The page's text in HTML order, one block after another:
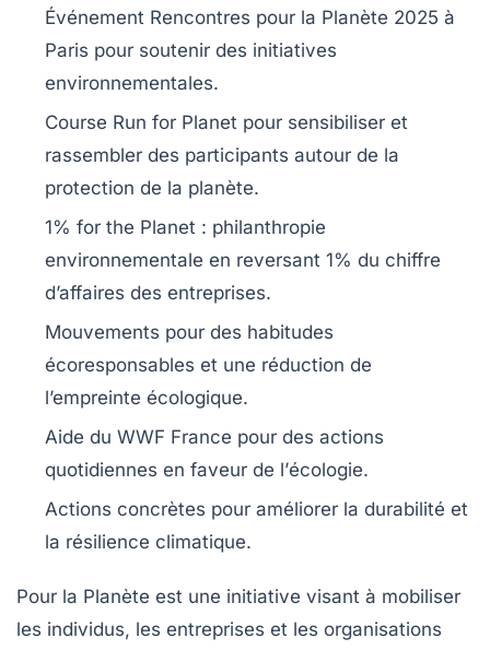
Événement Rencontres pour la Planète 2025 à
Paris pour soutenir des initiatives
environnementales.
Course Run for Planet pour sensibiliser et
rassembler des participants autour de la
protection de la planète.
1% for the Planet : philanthropie
environnementale en reversant 1% du chiffre
d’affaires des entreprises.
Mouvements pour des habitudes
écoresponsables et une réduction de
l’empreinte écologique.
Aide du WWF France pour des actions
quotidiennes en faveur de l’écologie.
Actions concrètes pour améliorer la durabilité et
la résilience climatique.
Pour la Planète est une initiative visant à mobiliser
les individus, les entreprises et les organisations